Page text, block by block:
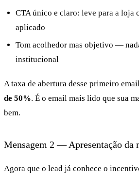
CTA único e claro: leve para a loja
aplicado
Tom acolhedor mas objetivo —
institucional
A taxa de abertura desse primeiro
de 50%. É o email mais lido que sua
bem.
Mensagem 2 — Apresentação da
Agora que o lead já conhece o